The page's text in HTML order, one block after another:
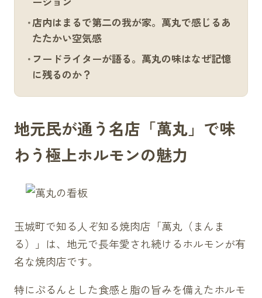
店内はまるで第二の我が家。萬丸で感じるあ
たたかい空気感
フードライターが語る。萬丸の味はなぜ記憶
に残るのか？
地元民が通う名店「萬丸」で味
わう極上ホルモンの魅力
玉城町で知る人ぞ知る焼肉店「萬丸（まんま
る）」は、地元で長年愛され続けるホルモンが有
名な焼肉店です。
特にぷるんとした食感と脂の旨みを備えたホルモ